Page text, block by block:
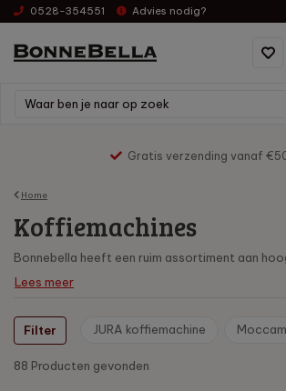
0528-354551 Advies nodig?
Gratis verzending vanaf
Home
Koffiemachines
Bonnebella heeft een ruim assortiment aan
Lees meer
Filter JURA koffiemachine
88 Producten gevonden